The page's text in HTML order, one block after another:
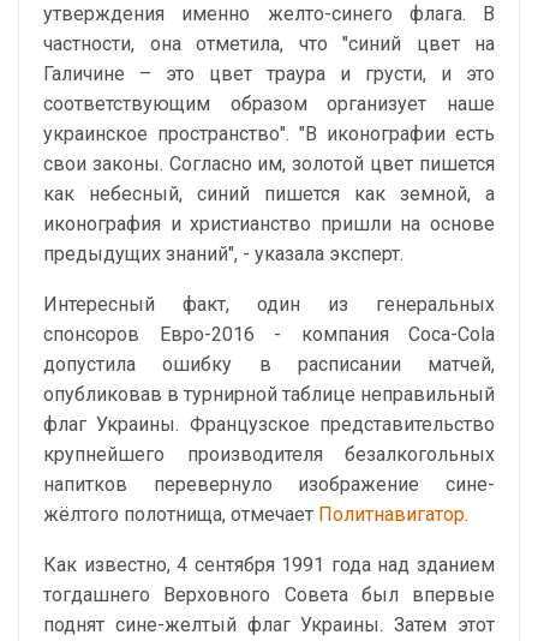
утверждения именно желто-синего флага. В
частности, она отметила, что "синий цвет на
Галичине – это цвет траура и грусти, и это
соответствующим образом организует наше
украинское пространство". "В иконографии есть
свои законы. Согласно им, золотой цвет пишется
как небесный, синий пишется как земной, а
иконография и христианство пришли на основе
предыдущих знаний", - указала эксперт.
Интересный факт, один из генеральных
спонсоров Евро-2016 - компания Coca-Cola
допустила ошибку в расписании матчей,
опубликовав в турнирной таблице неправильный
флаг Украины. Французское представительство
крупнейшего производителя безалкогольных
напитков перевернуло изображение сине-
жёлтого полотнища, отмечает Политнавигатор.
Как известно, 4 сентября 1991 года над зданием
тогдашнего Верховного Совета был впервые
поднят сине-желтый флаг Украины. Затем этот